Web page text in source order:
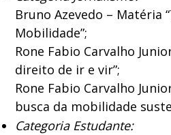
Bruno Azevedo – Matéria
Mobilidade”;
Rone Fabio Carvalho
direito de ir e vir”;
Rone Fabio Carvalho
busca da mobilidade
Categoria Estudante: